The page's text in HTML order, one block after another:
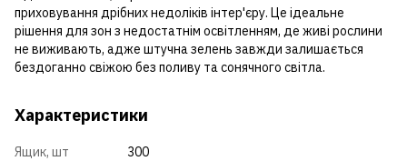
приховування дрібних недоліків інтер'єру. Це ідеальне
рішення для зон з недостатнім освітленням, де живі рослини
не виживають, адже штучна зелень завжди залишається
бездоганно свіжою без поливу та сонячного світла.
Характеристики
Ящик, шт
300